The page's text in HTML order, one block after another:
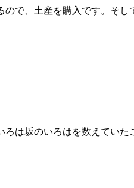
で、土産を購入です。そし
は坂のいろはを数えてい